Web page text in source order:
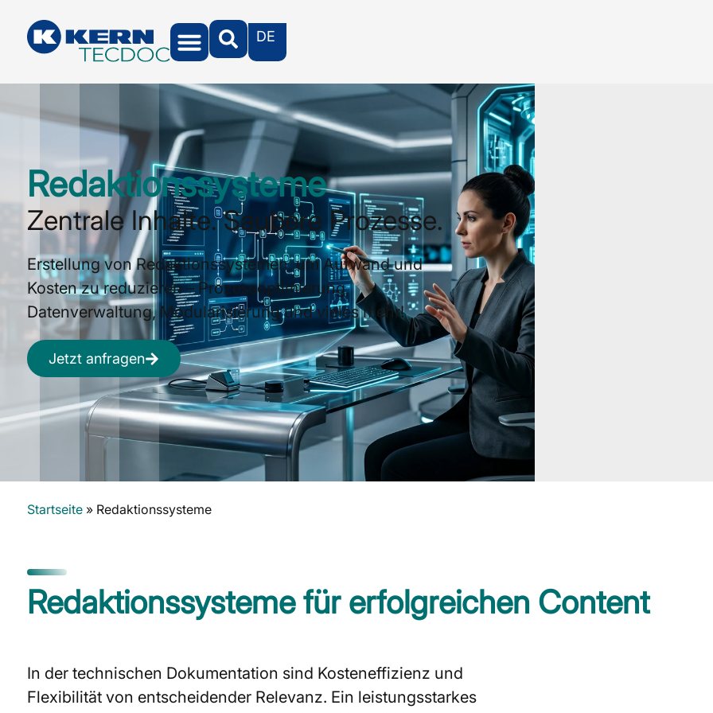
DE
Redaktionssysteme
Zentrale Inhalte. Saubere Prozesse.
Erstellung von Redaktions­systemen, um Aufwand und
Kosten zu reduzieren – Prozessoptimierung,
Datenverwaltung, Modularisierung und vieles mehr!
Jetzt anfragen
Startseite» Redaktionssysteme
Redaktionssysteme für erfolgreichen Content
In der technischen Dokumentation sind Kosteneffizienz und
Flexibilität von entscheidender Relevanz. Ein leistungsstarkes